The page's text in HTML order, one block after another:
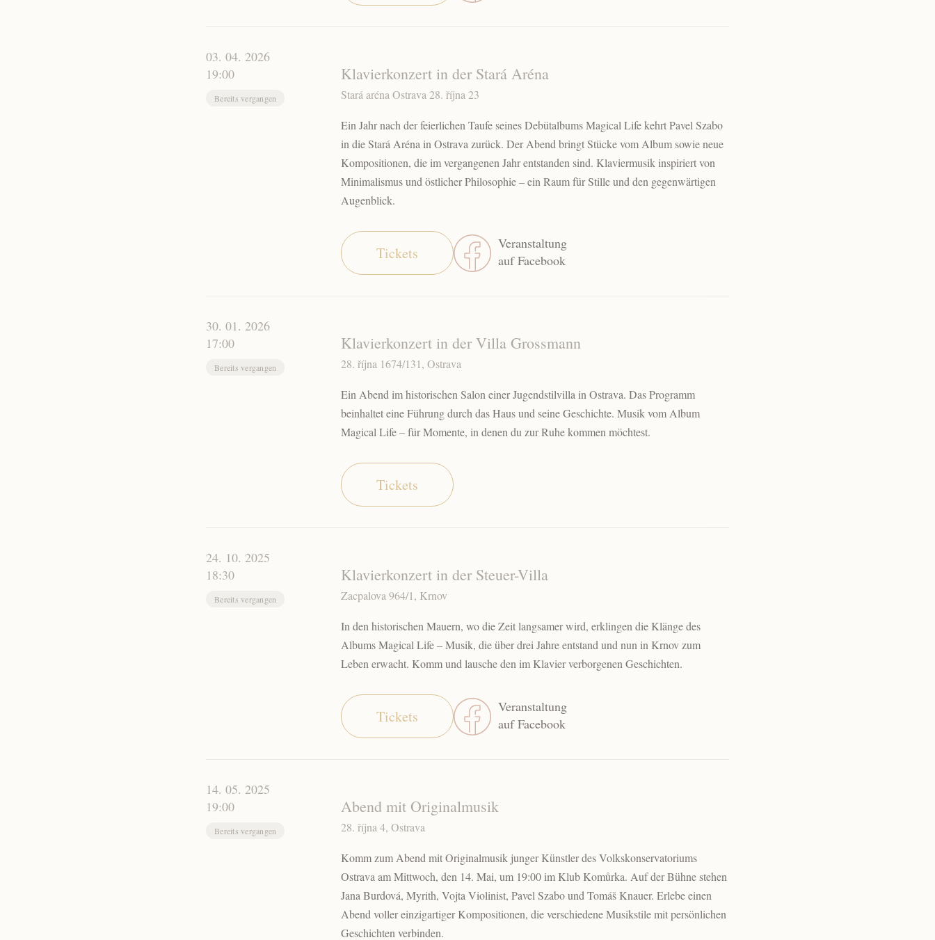
03. 04. 2026
19:00
Bereits vergangen
Klavierkonzert in der Stará Aréna
Stará aréna Ostrava 28. října 23
Ein Jahr nach der feierlichen Taufe seines Debütalbums Magical Life kehrt Pavel Szabo
in die Stará Aréna in Ostrava zurück. Der Abend bringt Stücke vom Album sowie neue
Kompositionen, die im vergangenen Jahr entstanden sind. Klaviermusik inspiriert von
Minimalismus und östlicher Philosophie – ein Raum für Stille und den gegenwärtigen
Augenblick.
Tickets
Veranstaltung
auf Facebook
30. 01. 2026
17:00
Bereits vergangen
Klavierkonzert in der Villa Grossmann
28. října 1674/131, Ostrava
Ein Abend im historischen Salon einer Jugendstilvilla in Ostrava. Das Programm
beinhaltet eine Führung durch das Haus und seine Geschichte. Musik vom Album
Magical Life – für Momente, in denen du zur Ruhe kommen möchtest.
Tickets
24. 10. 2025
18:30
Bereits vergangen
Klavierkonzert in der Steuer-Villa
Zacpalova 964/1, Krnov
In den historischen Mauern, wo die Zeit langsamer wird, erklingen die Klänge des
Albums Magical Life – Musik, die über drei Jahre entstand und nun in Krnov zum
Leben erwacht. Komm und lausche den im Klavier verborgenen Geschichten.
Tickets
Veranstaltung
auf Facebook
14. 05. 2025
19:00
Bereits vergangen
Abend mit Originalmusik
28. října 4, Ostrava
Komm zum Abend mit Originalmusik junger Künstler des Volkskonservatoriums
Ostrava am Mittwoch, den 14. Mai, um 19:00 im Klub Komůrka. Auf der Bühne stehen
Jana Burdová, Myrith, Vojta Violinist, Pavel Szabo und Tomáš Knauer. Erlebe einen
Abend voller einzigartiger Kompositionen, die verschiedene Musikstile mit persönlichen
Geschichten verbinden.